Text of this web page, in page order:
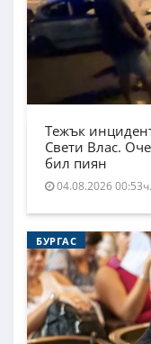
Тежък
Свети Влас.
бил пиян
04.08.2026 00:53ч.
БУРГАС